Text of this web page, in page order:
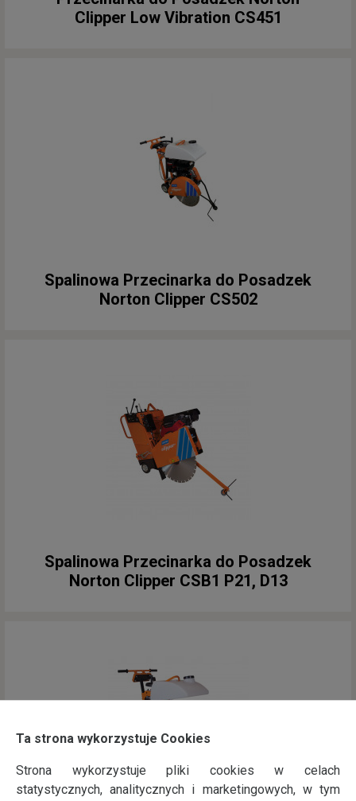
Clipper Low Vibration CS451
Spalinowa Przecinarka do Posadzek
Norton Clipper CS502
Spalinowa Przecinarka do Posadzek
Norton Clipper CSB1 P21, D13
Ta strona wykorzystuje Cookies
Strona wykorzystuje pliki cookies w celach
statystycznych, analitycznych i marketingowych, w tym